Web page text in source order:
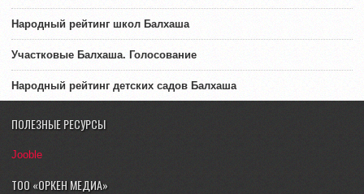
Народный рейтинг школ Балхаша
Участковые Балхаша. Голосование
Народный рейтинг детских садов Балхаша
ПОЛЕЗНЫЕ РЕСУРСЫ
Jooble
ТОО «ОРКЕН МЕДИА»